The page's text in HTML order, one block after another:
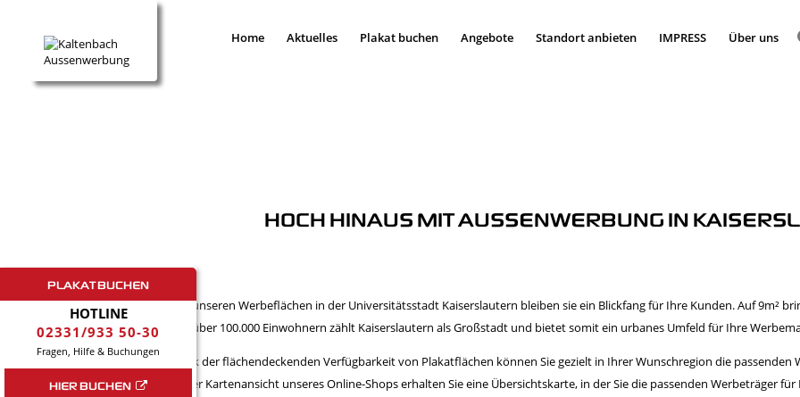
Home Aktuelles Plakat buchen Angebote Standort anbieten IMPRESS Über uns
HOCH HINAUS MIT AUSSENWERBUNG IN
Mit unseren Werbeflächen in der Universitätsstadt Kaiserslautern bleiben sie ein Blickfang für Ihre Kunden. Auf 9m²
Mit über 100.000 Einwohnern zählt Kaiserslautern als Großstadt und bietet somit ein urbanes Umfeld für Ihre
Dank der flächendeckenden Verfügbarkeit von Plakatflächen können Sie gezielt in Ihrer Wunschregion die
In der Kartenansicht unseres Online-Shops erhalten Sie eine Übersichtskarte, in der Sie die passenden Werbeträger
PLAKAT BUCHEN
HOTLINE
02331/933 50-30
Fragen, Hilfe & Buchungen
HIER BUCHEN